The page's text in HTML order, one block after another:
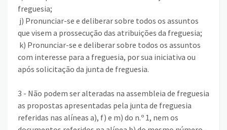
freguesia;
j) Pronunciar-se e deliberar sobre todos os assuntos
que visem a prossecução das atribuições da freguesia;
k) Pronunciar-se e deliberar sobre todos os assuntos
com interesse para a freguesia, por sua iniciativa ou
após solicitação da junta de freguesia.
3 - Não podem ser alteradas na assembleia de freguesia
as propostas apresentadas pela junta de freguesia
referidas nas alíneas a), f) e m) do n.º 1, nem os